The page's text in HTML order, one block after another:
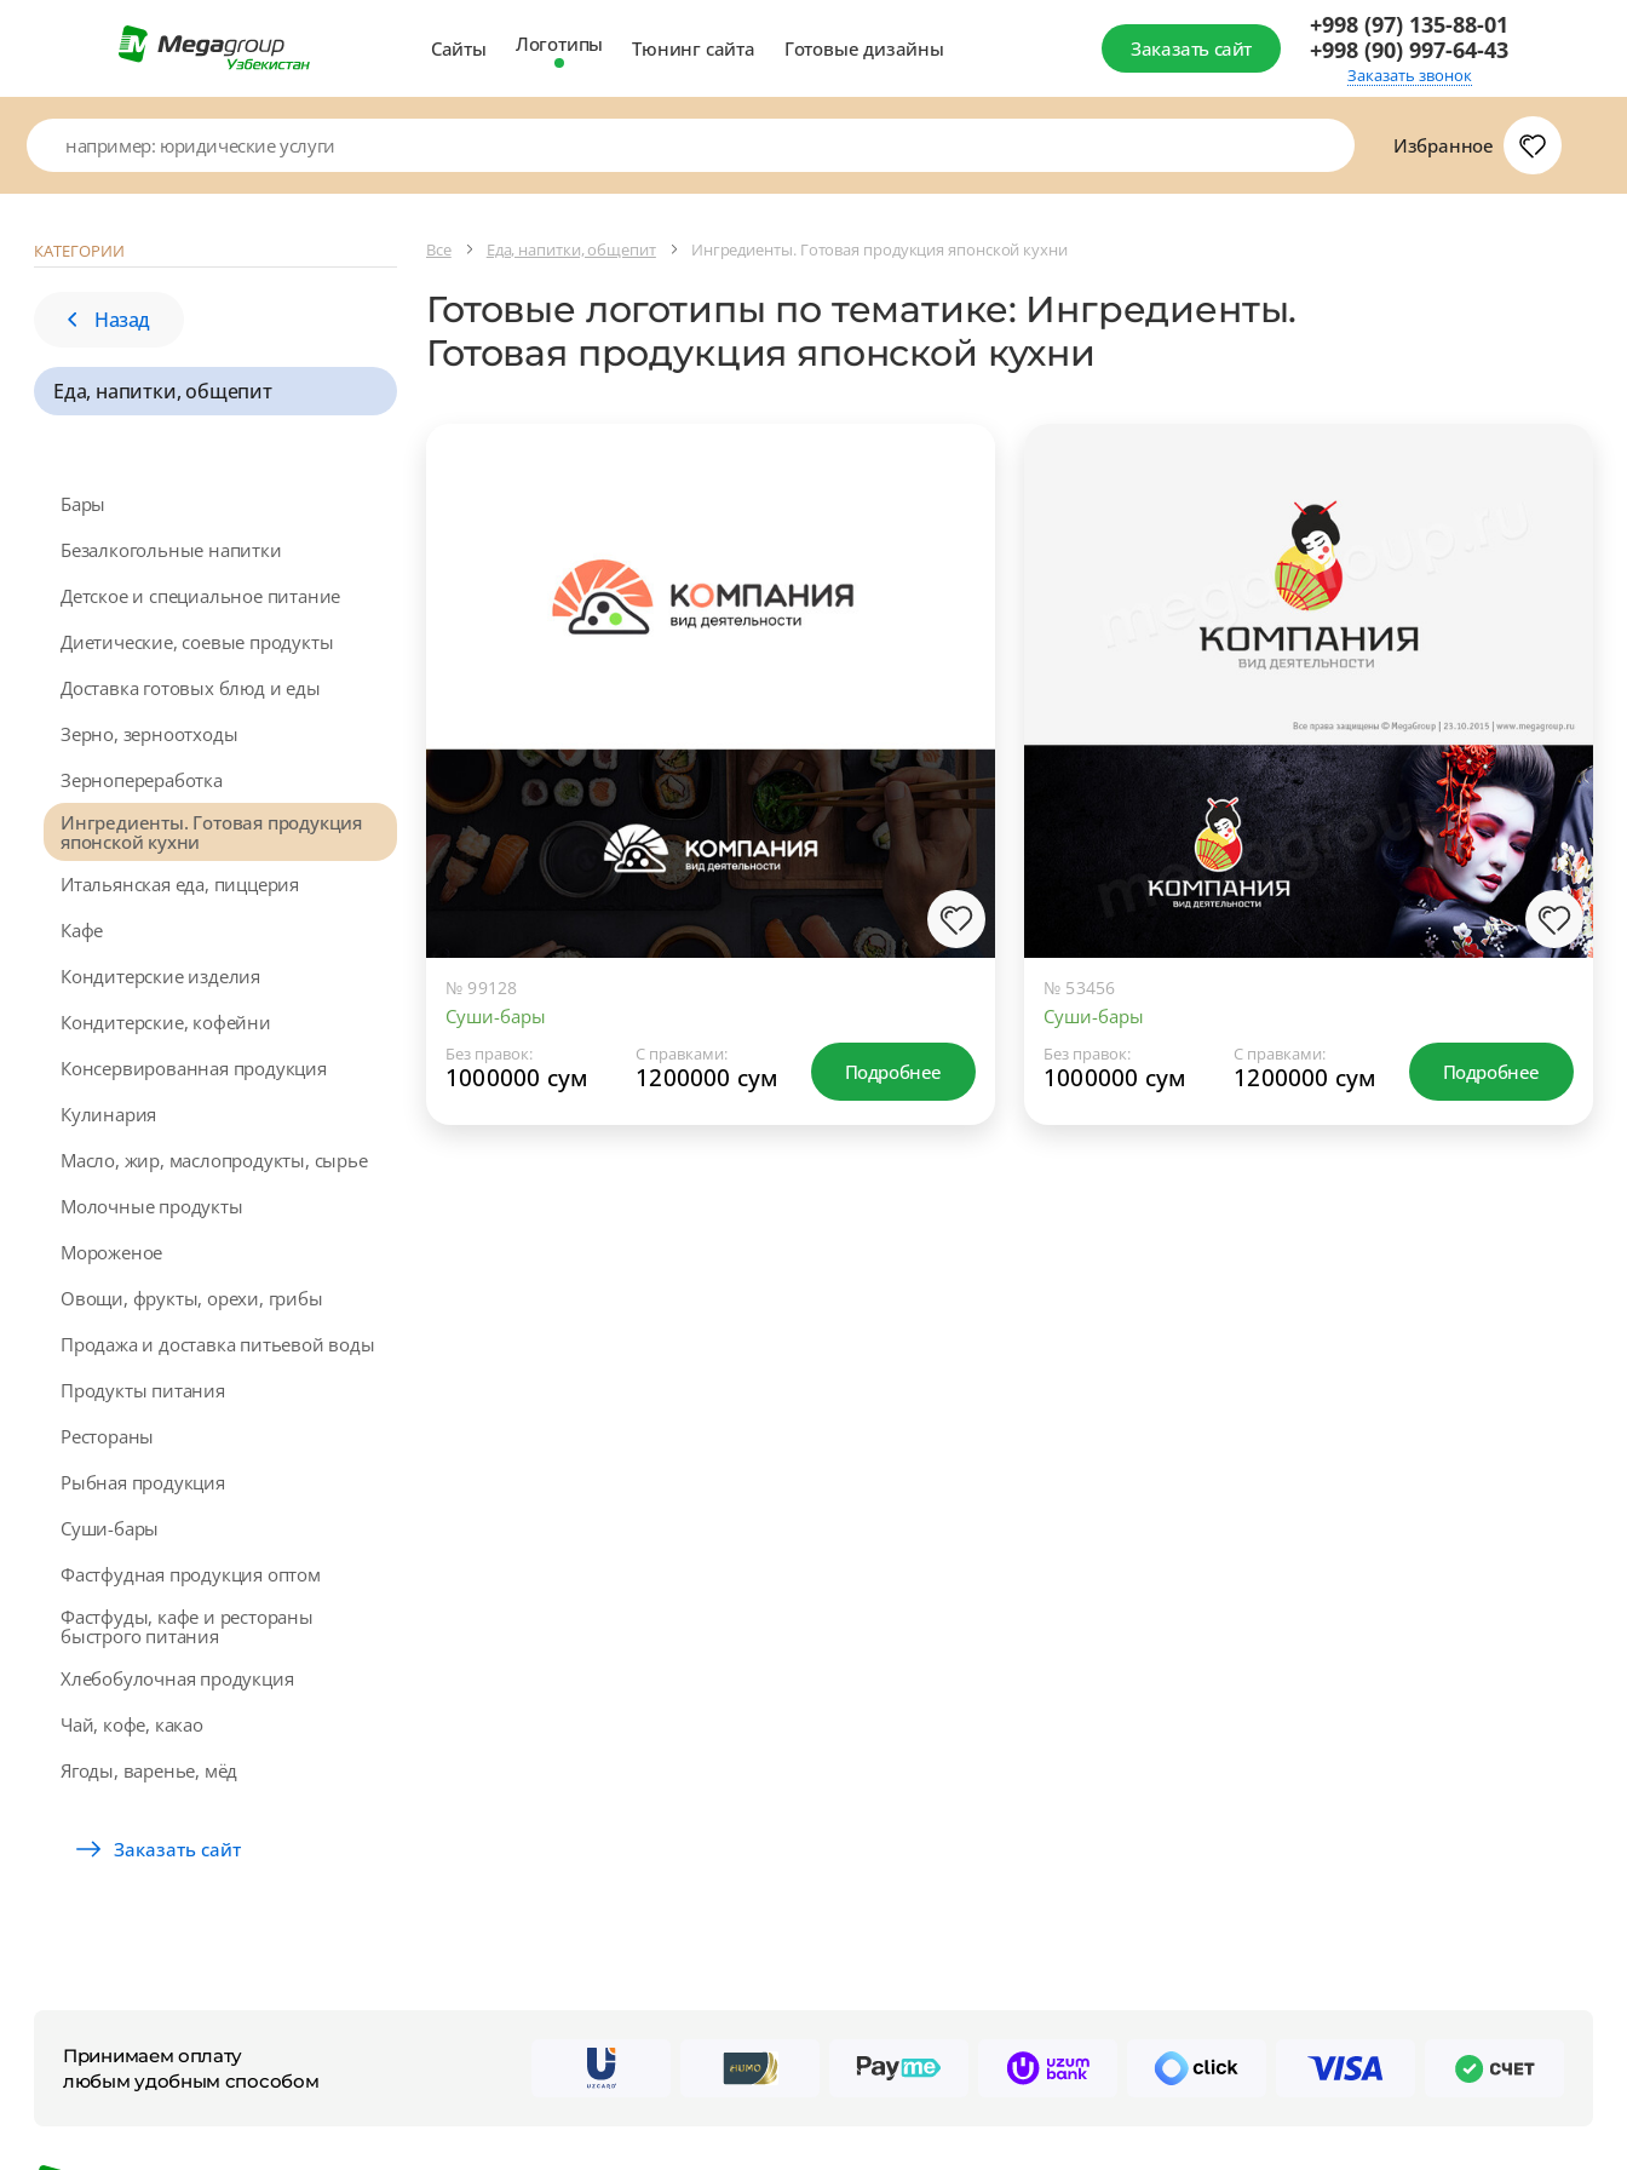
Сайты Логотипы Тюнинг сайта Готовые дизайны Заказать сайт
+998 (97) 135-88-01
+998 (90) 997-64-43
Заказать звонок
Избранное
КАТЕГОРИИ
Назад
Еда, напитки, общепит
Бары
Безалкогольные напитки
Детское и специальное питание
Диетические, соевые продукты
Доставка готовых блюд и еды
Зерно, зерноотходы
Зернопереработка
Ингредиенты. Готовая продукция
японской кухни
Итальянская еда, пиццерия
Кафе
Кондитерские изделия
Кондитерские, кофейни
Консервированная продукция
Кулинария
Масло, жир, маслопродукты, сырье
Молочные продукты
Мороженое
Овощи, фрукты, орехи, грибы
Продажа и доставка питьевой воды
Продукты питания
Рестораны
Рыбная продукция
Суши-бары
Фастфудная продукция оптом
Фастфуды, кафе и рестораны
быстрого питания
Хлебобулочная продукция
Чай, кофе, какао
Ягоды, варенье, мёд
Заказать сайт
Все Еда, напитки, общепит Ингредиенты. Готовая продукция японской кухни
Готовые логотипы по тематике: Ингредиенты.
Готовая продукция японской кухни
№ 99128
Суши-бары
Без правок:
1000000 сум
С правками:
1200000 сум Подробнее
№ 53456
Суши-бары
Без правок:
1000000 сум
С правками:
1200000 сум Подробнее
Принимаем оплату
любым удобным способом